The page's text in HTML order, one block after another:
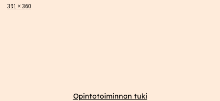
Täysikokoinen
391 × 360
Opintotoiminnan tuki